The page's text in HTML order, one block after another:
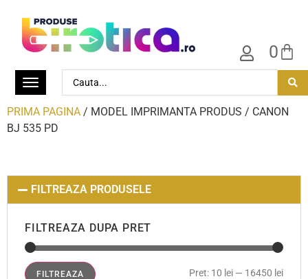
0
PRIMA PAGINA / MODEL IMPRIMANTA PRODUS / CANON
BJ 535 PD
FILTREAZA PRODUSELE
FILTREAZA DUPA PRET
FILTREAZA Pret: 10 lei — 16450 lei